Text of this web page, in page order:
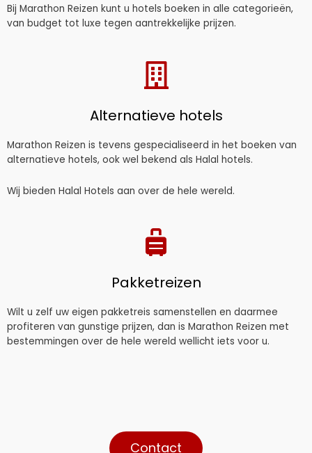
Bij Marathon Reizen kunt u hotels boeken in alle categorieën,
van budget tot luxe tegen aantrekkelijke prijzen.
Alternatieve hotels
Marathon Reizen is tevens gespecialiseerd in het boeken van
alternatieve hotels, ook wel bekend als Halal hotels.
Wij bieden Halal Hotels aan over de hele wereld.
Pakketreizen
Wilt u zelf uw eigen pakketreis samenstellen en daarmee
profiteren van gunstige prijzen, dan is Marathon Reizen met
bestemmingen over de hele wereld wellicht iets voor u.
Contact